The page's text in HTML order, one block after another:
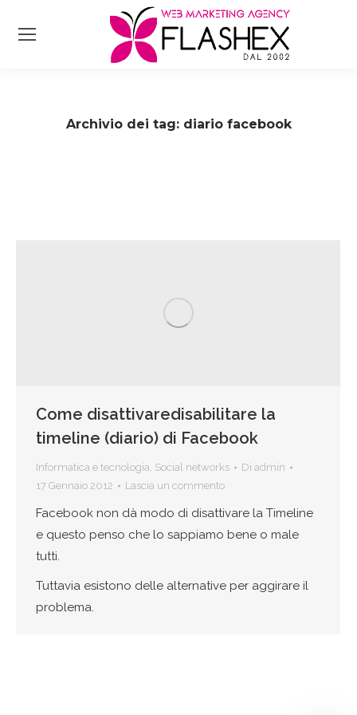
Archivio dei tag: diario facebook
Come disattivaredisabilitare la
timeline (diario) di Facebook
Informatica e tecnologia, Social networks Di admin
17 Gennaio 2012
Lascia un commento
Facebook non dà modo di disattivare la Timeline
e questo penso che lo sappiamo bene o male
tutti.
Tuttavia esistono delle alternative per aggirare il
problema.